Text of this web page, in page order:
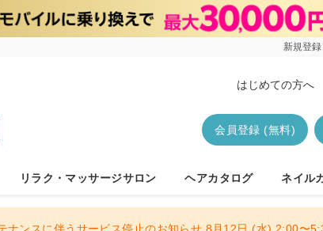
新規登
はじめての方へ
会員登録 (無料)
リラク・マッサージサロン ヘアカタログ ネイル